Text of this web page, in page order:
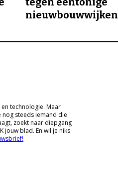
nieuwbouwwijken
technologie. Maar
nog steeds iemand die
zoekt naar diepgang
jouw blad. En wil je niks